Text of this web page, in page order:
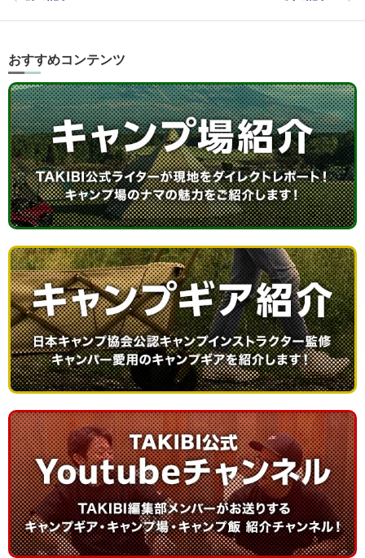
おすすめコンテンツ